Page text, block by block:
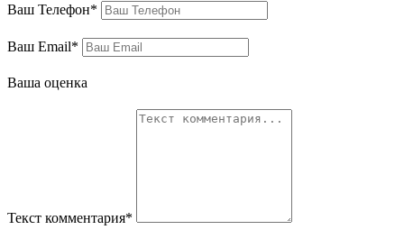
Ваш Телефон*
Ваш Email*
Ваша оценка
Текст комментария*